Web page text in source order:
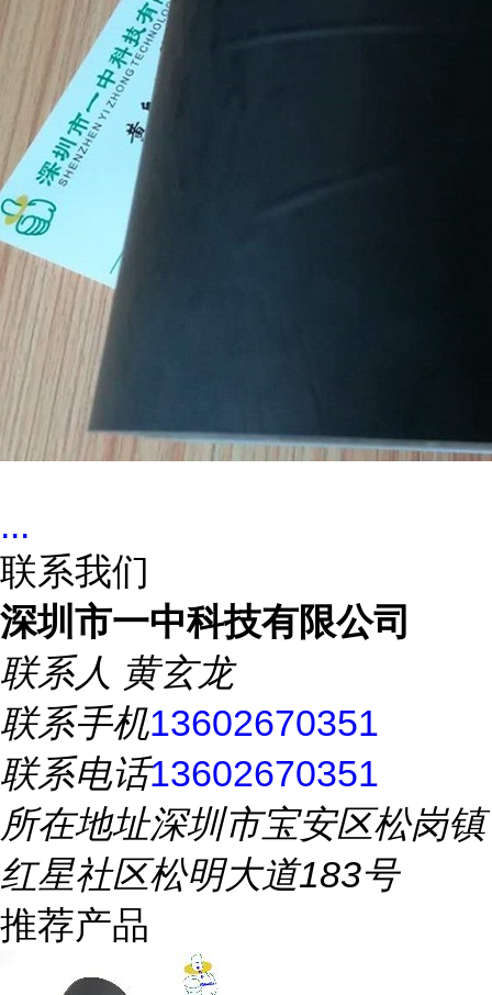
...
联系我们
深圳市一中科技有限公司
联系人 黄玄龙
联系手机13602670351
联系电话13602670351
所在地址深圳市宝安区松岗镇
红星社区松明大道183号
推荐产品